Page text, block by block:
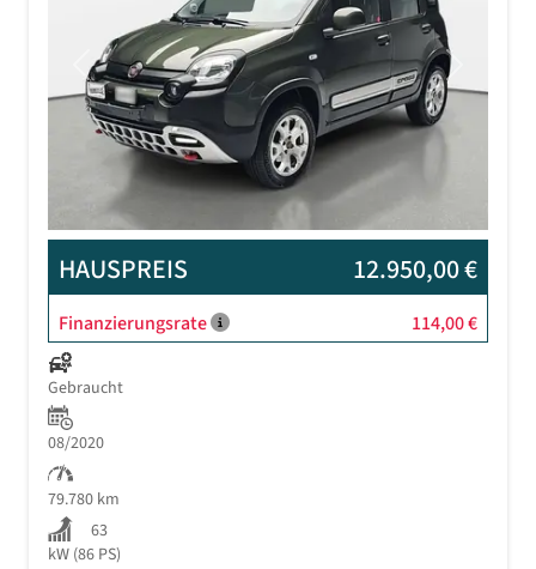
Previous
HAUSPREIS 12.950,00 €
Finanzierungsrate 114,00 €
Gebraucht
08/2020
79.780 km
63
kW (86 PS)